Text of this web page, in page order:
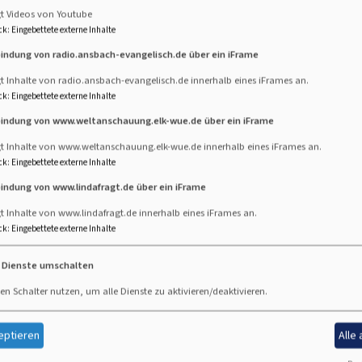
Ja (einmalig)
Datenschutzeinstellungen verwalten
Impressum
Kontakt
Cookie-Einstellungen
Datenschutzerklärung
Videos von Youtube
: Eingebettete externe Inhalte
von radio.ansbach-evangelisch.de über ein iFrame
Inhalte von radio.ansbach-evangelisch.de innerhalb eines iFrames an.
: Eingebettete externe Inhalte
von www.weltanschauung.elk-wue.de über ein iFrame
Inhalte von www.weltanschauung.elk-wue.de innerhalb eines iFrames an.
: Eingebettete externe Inhalte
von www.lindafragt.de über ein iFrame
Inhalte von www.lindafragt.de innerhalb eines iFrames an.
: Eingebettete externe Inhalte
umschalten
Schalter nutzen, um alle Dienste zu aktivieren/deaktivieren.
Alle